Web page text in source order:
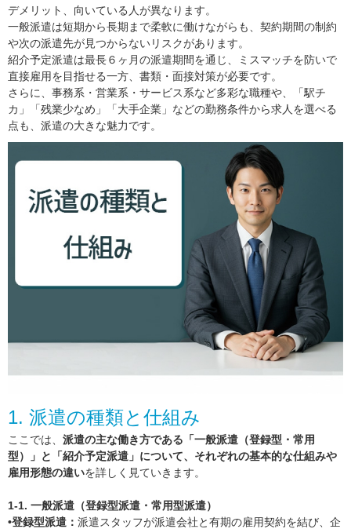
デメリット、向いている人が異なります。
一般派遣は短期から長期まで柔軟に働けながらも、契約期間の制約
や次の派遣先が見つからないリスクがあります。
紹介予定派遣は最長６ヶ月の派遣期間を通じ、ミスマッチを防いで
直接雇用を目指せる一方、書類・面接対策が必要です。
さらに、事務系・営業系・サービス系など多彩な職種や、「駅チ
カ」「残業少なめ」「大手企業」などの勤務条件から求人を選べる
点も、派遣の大きな魅力です。
1. 派遣の種類と仕組み
ここでは、 派遣の主な働き方である「一般派遣（登録型・常用
型）」と「紹介予定派遣」について、それぞれの基本的な仕組みや
雇用形態の違いを詳しく見ていきます。
1-1. 一般派遣（登録型派遣・常用型派遣）
•登録型派遣： 派遣スタッフが派遣会社と有期の雇用契約を結び、企